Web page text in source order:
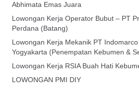
Abhimata Emas Juara
Lowongan Kerja Operator Bubut – PT
Perdana (Batang)
Lowongan Kerja Mekanik PT
Yogyakarta (Penempatan Kebumen &
Lowongan Kerja RSIA Buah Hati
LOWONGAN PMI DIY